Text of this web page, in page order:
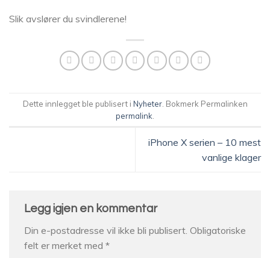
Slik avslører du svindlerene!
Dette innlegget ble publisert i Nyheter. Bokmerk Permalinken
permalink
iPhone X serien – 10 mest
vanlige klager
Legg igjen en kommentar
Din e-postadresse vil ikke bli publisert. Obligatoriske
felt er merket med *